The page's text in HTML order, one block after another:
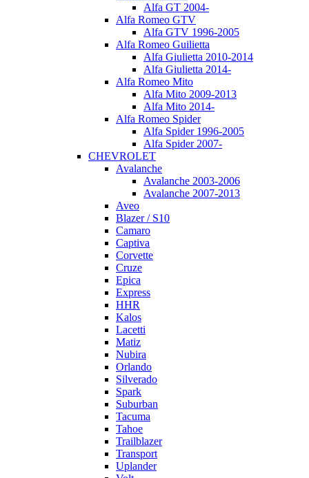
Alfa GT 2004-
Alfa Romeo GTV
Alfa GTV 1996-2005
Alfa Romeo Guilietta
Alfa Giulietta 2010-2014
Alfa Giulietta 2014-
Alfa Romeo Mito
Alfa Mito 2009-2013
Alfa Mito 2014-
Alfa Romeo Spider
Alfa Spider 1996-2005
Alfa Spider 2007-
CHEVROLET
Avalanche
Avalanche 2003-2006
Avalanche 2007-2013
Aveo
Blazer / S10
Camaro
Captiva
Corvette
Cruze
Epica
Express
HHR
Kalos
Lacetti
Matiz
Nubira
Orlando
Silverado
Spark
Suburban
Tacuma
Tahoe
Trailblazer
Transport
Uplander